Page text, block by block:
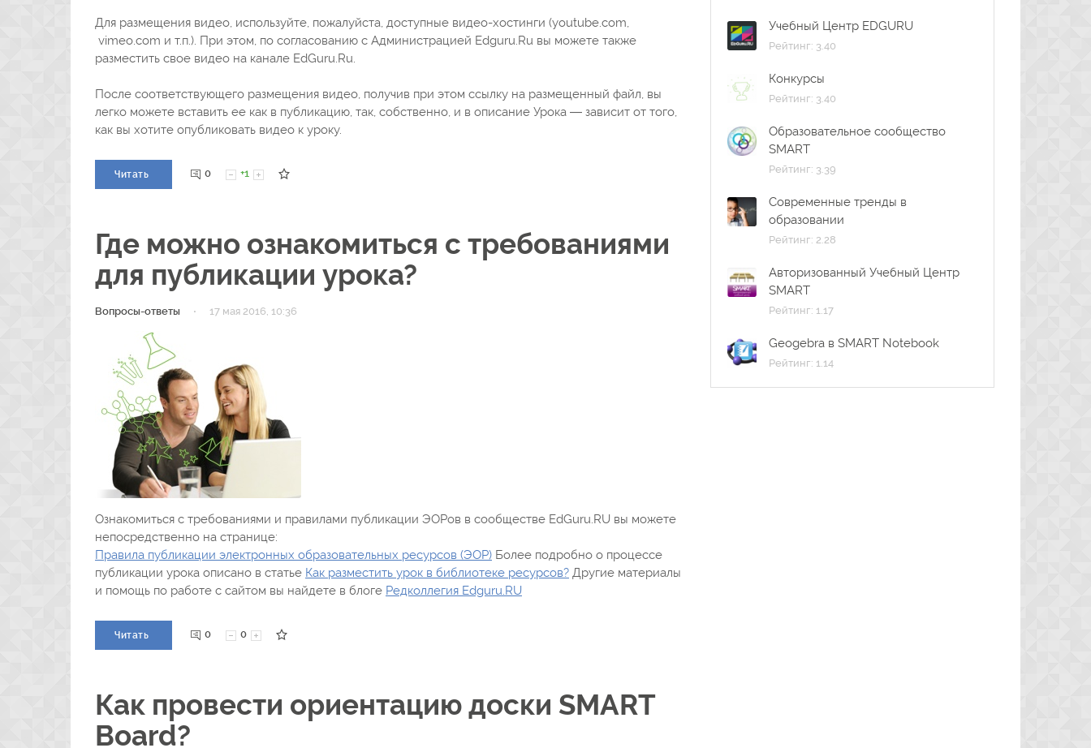
Для размещения видео, используйте, пожалуйста, доступные видео-хостинги (youtube.com,
vimeo.com и т.п.). При этом, по согласованию с Администрацией Edguru.Ru вы можете также
разместить свое видео на канале EdGuru.Ru.
После соответствующего размещения видео, получив при этом ссылку на размещенный файл, вы
легко можете вставить ее как в публикацию, так, собственно, и в описание Урока — зависит от того,
как вы хотите опубликовать видео к уроку.
Читать 0 +1
Где можно ознакомиться с требованиями
для публикации урока?
Вопросы-ответы · 17 мая 2016, 10:36
Ознакомиться с требованиями и правилами публикации ЭОРов в сообществе EdGuru.RU вы можете
непосредственно на странице:
Правила публикации электронных образовательных ресурсов (ЭОР) Более подробно о процессе
публикации урока описано в статье Как разместить урок в библиотеке ресурсов? Другие материалы
и помощь по работе с сайтом вы найдете в блоге Редколлегия Edguru.RU
Читать 0 0
Как провести ориентацию доски SMART
Board?
Учебный Центр EDGURU
Рейтинг: 3.40
Конкурсы
Рейтинг: 3.40
Образовательное сообщество
SMART
Рейтинг: 3.39
Современные тренды в
образовании
Рейтинг: 2.28
Авторизованный Учебный Центр
SMART
Рейтинг: 1.17
Geogebra в SMART Notebook
Рейтинг: 1.14